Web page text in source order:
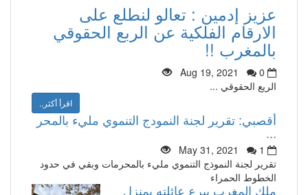
عزيز إدمين : تعالو لنطلع على
الارقام الفلكية عن الربع الحقوقي
بالمغرب !!
Aug 19, 2021
0
الريع الحقوقي ...
اقرأ أكثر..
أقصبي: تقرير لجنة النمودج التنموي مليء بالمحر
May 31, 2021
1
تقرير لجنة النموذج التنموي مليء بالمحرمات وبقي في حدود
الخطوط الحمراء
ملك المغرب يبرع عائلته بمنزل